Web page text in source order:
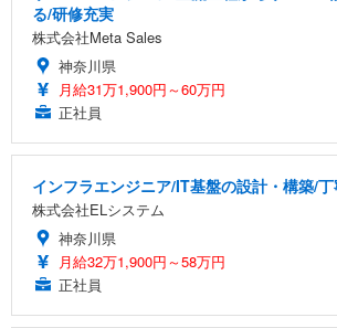
る/研修充実
株式会社Meta Sales
神奈川県
月給31万1,900円～60万円
正社員
インフラエンジニア/IT基盤の設計・構築/
株式会社ELシステム
神奈川県
月給32万1,900円～58万円
正社員